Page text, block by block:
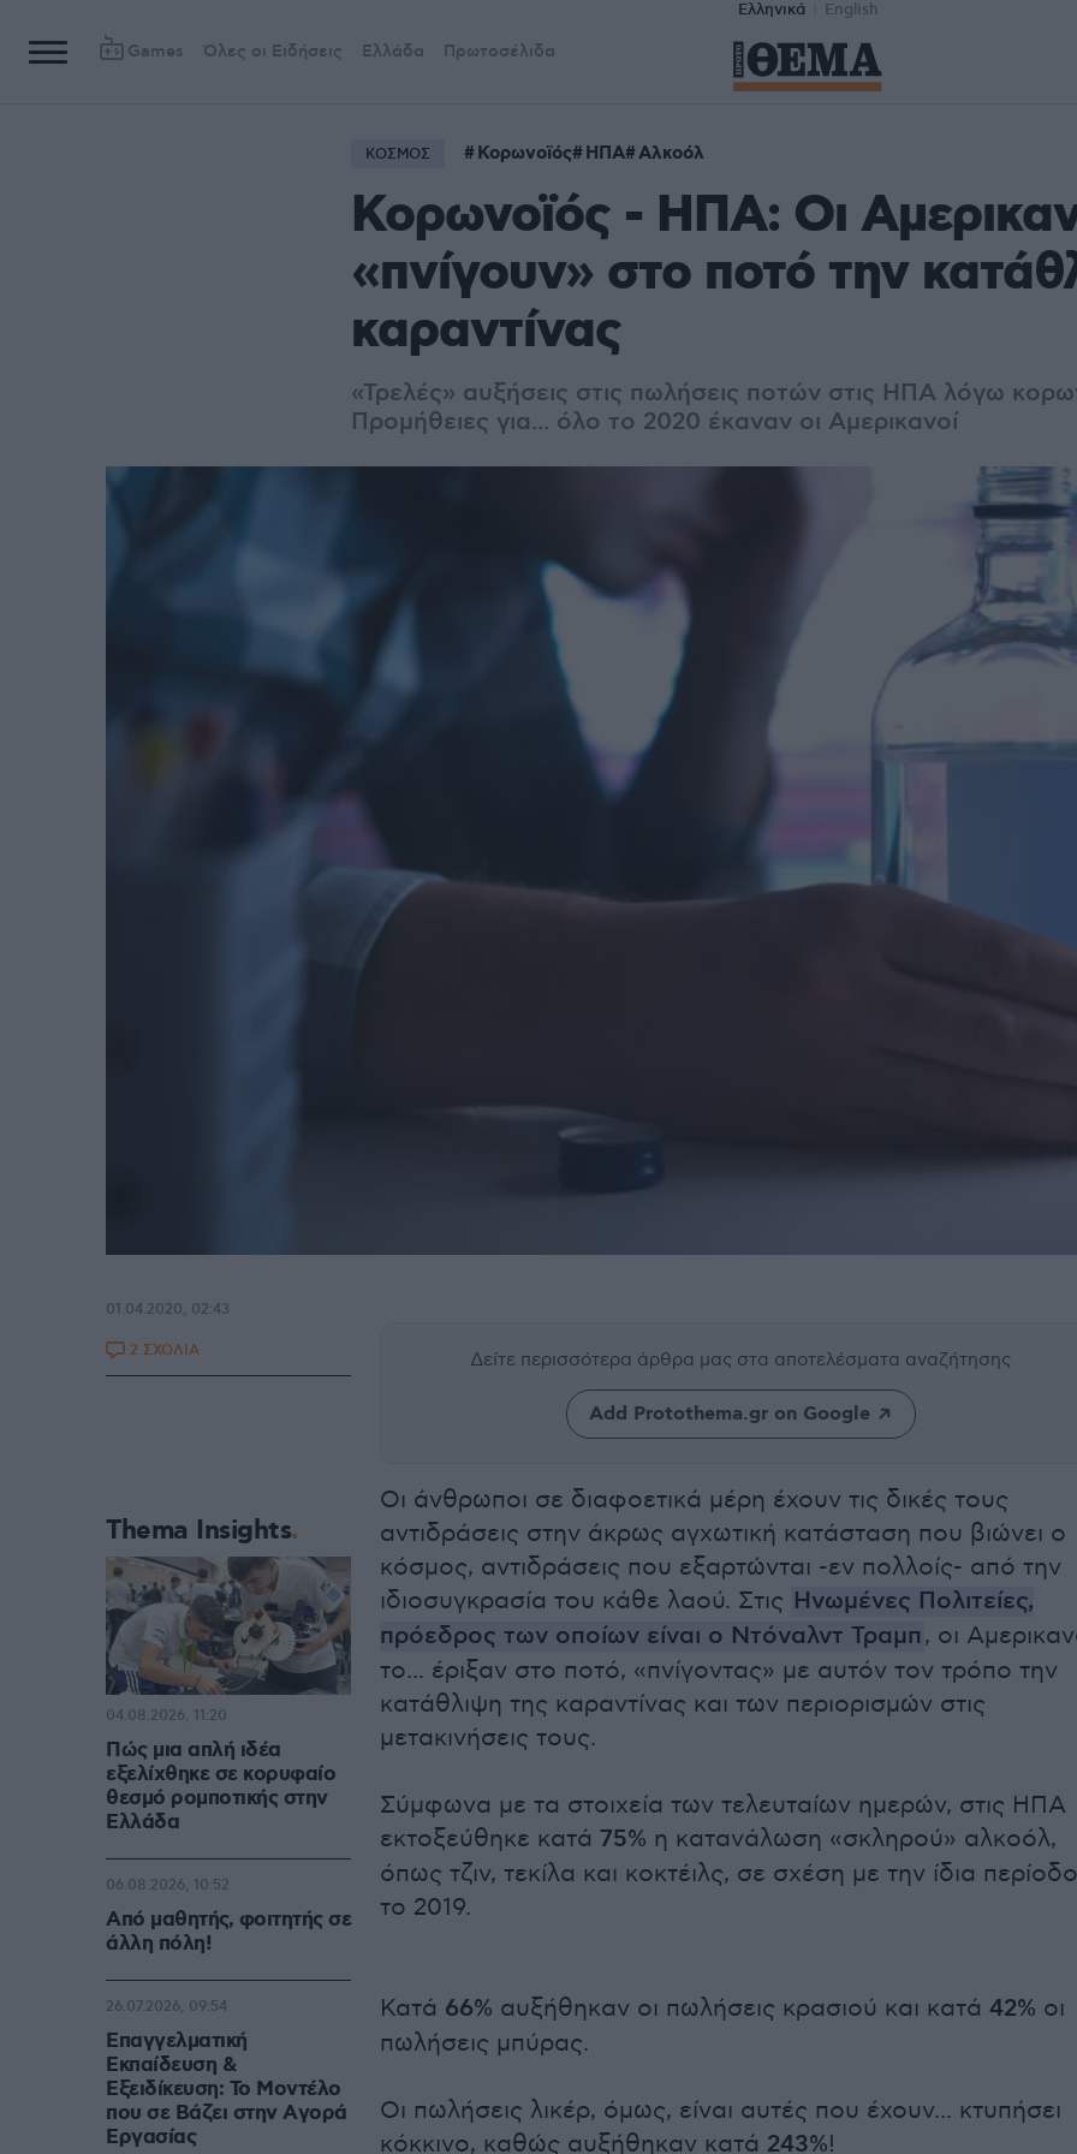
Ελληνικά English
Games Όλες οι Ειδήσεις Ελλάδα Πρωτοσέλιδα
ΚΟΣΜΟΣ Κορωνοϊός ΗΠΑ Αλκοόλ
Κορωνοϊός - ΗΠΑ: Οι
«πνίγουν» στο ποτό την
καραντίνας
«Τρελές» αυξήσεις στις πωλήσεις ποτών στις ΗΠΑ λόγω
Προμήθειες για... όλο το 2020 έκαναν οι Αμερικανοί
Δείτε περισσότερα άρθρα μας στα αποτελέσματα αναζήτησης
Add Protothema.gr on Google
Οι άνθρωποι σε διαφοετικά μέρη έχουν τις δικές τους
αντιδράσεις στην άκρως αγχωτική κατάσταση που βιώνει ο
κόσμος, αντιδράσεις που εξαρτώνται -εν πολλοίς- από την
ιδιοσυγκρασία του κάθε λαού. Στις Ηνωμένες Πολιτείες,
πρόεδρος των οποίων είναι ο Ντόναλντ Τραμπ , οι
το... έριξαν στο ποτό, «πνίγοντας» με αυτόν τον τρόπο την
κατάθλιψη της καραντίνας και των περιορισμών στις
μετακινήσεις τους.
Σύμφωνα με τα στοιχεία των τελευταίων ημερών, στις ΗΠΑ
εκτοξεύθηκε κατά 75% η κατανάλωση «σκληρού» αλκοόλ,
όπως τζιν, τεκίλα και κοκτέιλς, σε σχέση με την ίδια περίοδο
το 2019.
Κατά 66% αυξήθηκαν οι πωλήσεις κρασιού και κατά 42% οι
πωλήσεις μπύρας.
Οι πωλήσεις λικέρ, όμως, είναι αυτές που έχουν... κτυπήσει
κόκκινο, καθώς αυξήθηκαν κατά 243%!
01.04.2020, 02:43
2 ΣΧΟΛΙΑ
Thema Insights
Πώς μια απλή ιδέα
εξελίχθηκε σε κορυφαίο
θεσμό ρομποτικής στην
Ελλάδα
04.08.2026, 11:20
Από μαθητής, φοιτητής σε
άλλη πόλη!
06.08.2026, 10:52
Επαγγελματική
Εκπαίδευση &
Εξειδίκευση: Το Mοντέλο
που σε Bάζει στην Aγορά
Eργασίας
26.07.2026, 09:54